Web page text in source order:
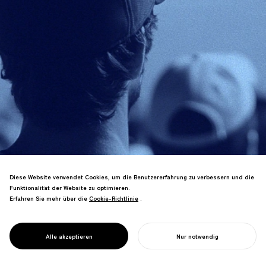
DESIGN FOR
COMMUNITY
Gemeinschaften und Changemaker
und fördert Räume, in denen kollektive
Intelligenz Innovation vorantreibt.
Diese Website verwendet Cookies, um die Benutzererfahrung zu verbessern und die
Funktionalität der Website zu optimieren.
Erfahren Sie mehr über die Cookie-Richtlinie
Cookie-Richtlinie .
Alle akzeptieren Nur notwendig